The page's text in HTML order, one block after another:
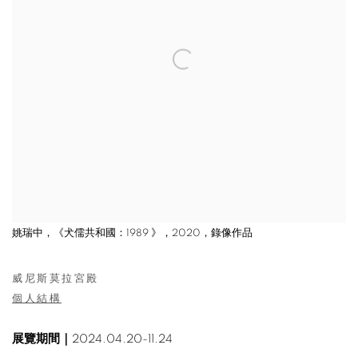
姚瑞中，《犬儒共和國：1989 》，2020，錄像作品
威尼斯莫拉宮殿
個人結構
展覽期間｜ 2024.04.20-11.24